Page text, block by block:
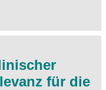
für die